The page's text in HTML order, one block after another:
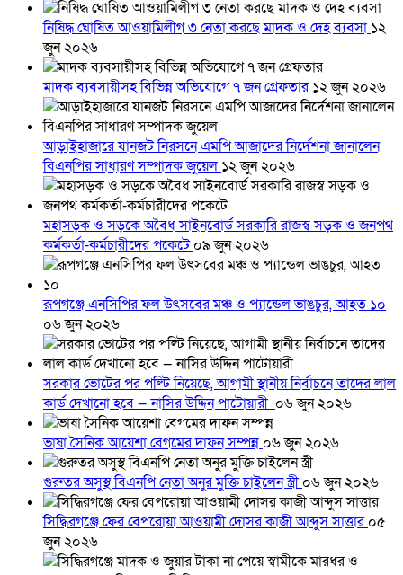
নিষিদ্ধ ঘোষিত আওয়ামিলীগ ৩ নেতা করছে মাদক ও দেহ ব্যবসা ১২
জুন ২০২৬
মাদক ব্যবসায়ীসহ বিভিন্ন অভিযোগে ৭ জন গ্রেফতার১২ জুন ২০২৬
আড়াইহাজারে যানজট নিরসনে এমপি আজাদের নির্দেশনা জানালেন
বিএনপির সাধারণ সম্পাদক জুয়েল ১২ জুন ২০২৬
মহাসড়ক ও সড়কে অবৈধ সাইনবোর্ড সরকারি রাজস্ব সড়ক ও জনপথ
কর্মকর্তা-কর্মচারীদের পকেটে০৯ জুন ২০২৬
রূপগঞ্জে এনসিপির ফল উৎসবের মঞ্চ ও প্যান্ডেল ভাঙচুর, আহত ১০
০৬ জুন ২০২৬
সরকার ভোটের পর পল্টি নিয়েছে, আগামী স্থানীয় নির্বাচনে তাদের লাল
কার্ড দেখানো হবে — নাসির উদ্দিন পাটোয়ারী ০৬ জুন ২০২৬
ভাষা সৈনিক আয়েশা বেগমের দাফন সম্পন্ন ০৬ জুন ২০২৬
গুরুতর অসুস্থ বিএনপি নেতা অনুর মুক্তি চাইলেন স্ত্রী০৬ জুন ২০২৬
সিদ্ধিরগঞ্জে ফের বেপরোয়া আওয়ামী দোসর কাজী আব্দুস সাত্তার০৫
জুন ২০২৬